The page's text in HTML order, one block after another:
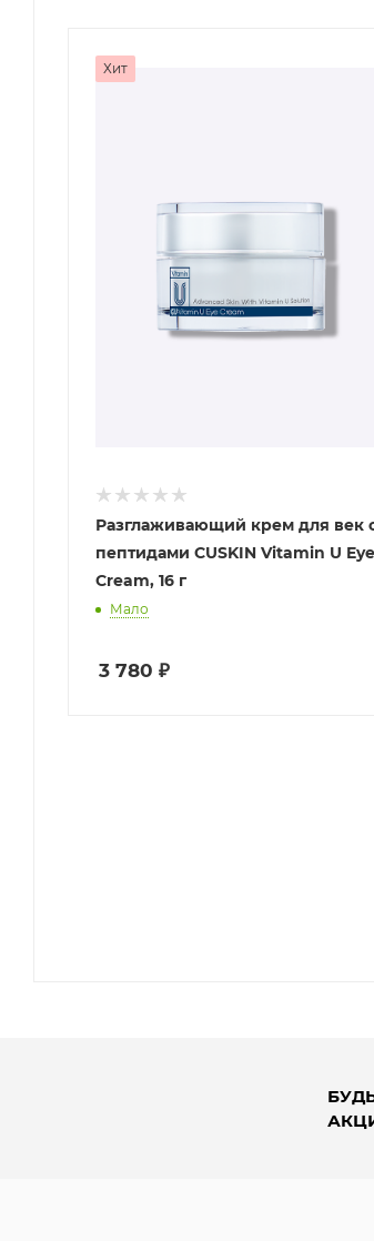
Хит
Разглаживающий крем для век
пептидами CUSKIN Vitamin U Eye
Cream, 16 г
Мало
3 780 ₽